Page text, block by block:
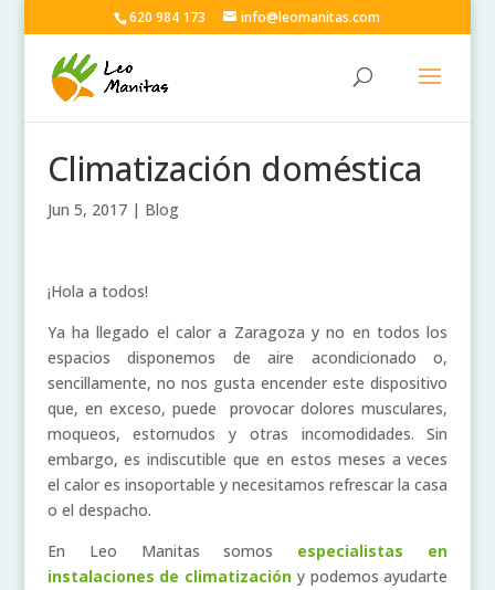
620 984 173 info@leomanitas.com
Climatización doméstica
Jun 5, 2017| Blog
¡Hola a todos!
Ya ha llegado el calor a Zaragoza y no en todos los
espacios disponemos de aire acondicionado o,
sencillamente, no nos gusta encender este dispositivo
que, en exceso, puede provocar dolores musculares,
moqueos, estornudos y otras incomodidades. Sin
embargo, es indiscutible que en estos meses a veces
el calor es insoportable y necesitamos refrescar la casa
o el despacho.
En Leo Manitas somos especialistas en
instalaciones de climatización y podemos ayudarte